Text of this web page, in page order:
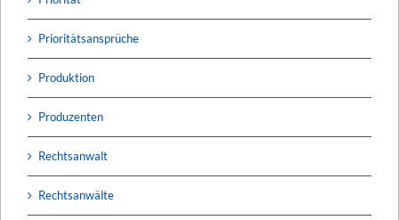
Prioritätsansprüche
Produktion
Produzenten
Rechtsanwalt
Rechtsanwälte